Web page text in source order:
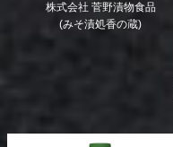
株式会社 菅野漬物食品
(みそ漬処香の蔵)